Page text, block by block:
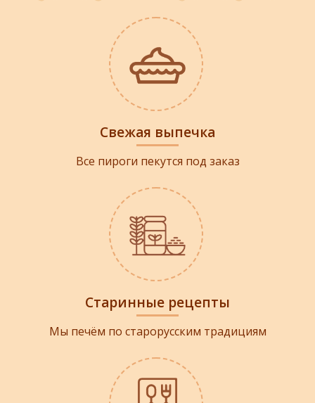
Свежая выпечка
Все пироги пекутся под заказ
Старинные рецепты
Мы печём по старорусским традициям